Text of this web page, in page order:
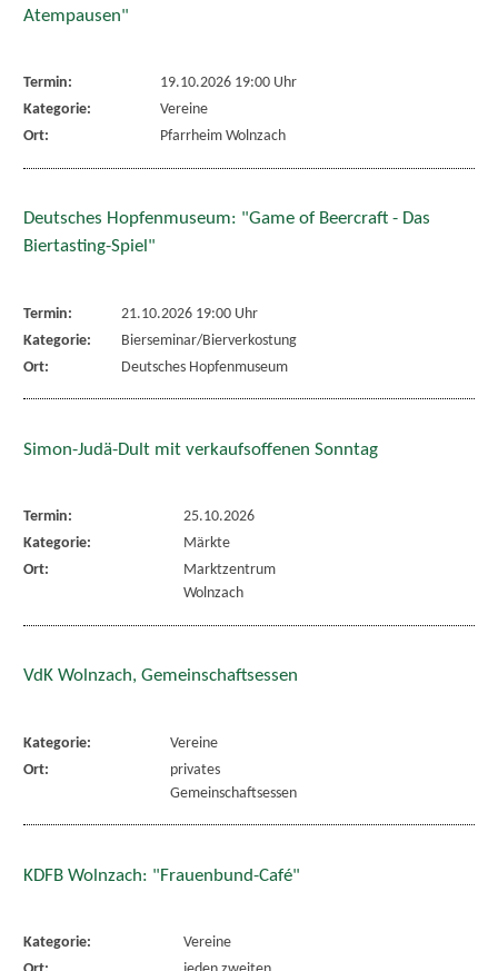
Atempausen"
Termin:
19.10.2026 19:00 Uhr
Kategorie:
Vereine
Ort:
Pfarrheim Wolnzach
Deutsches Hopfenmuseum: "Game of Beercraft - Das
Biertasting-Spiel"
Termin:
21.10.2026 19:00 Uhr
Kategorie:
Bierseminar/Bierverkostung
Ort:
Deutsches Hopfenmuseum
Simon-Judä-Dult mit verkaufsoffenen Sonntag
Termin:
25.10.2026
Kategorie:
Märkte
Ort:
Marktzentrum
Wolnzach
VdK Wolnzach, Gemeinschaftsessen
Kategorie:
Vereine
Ort:
privates
Gemeinschaftsessen
KDFB Wolnzach: "Frauenbund-Café"
Kategorie:
Vereine